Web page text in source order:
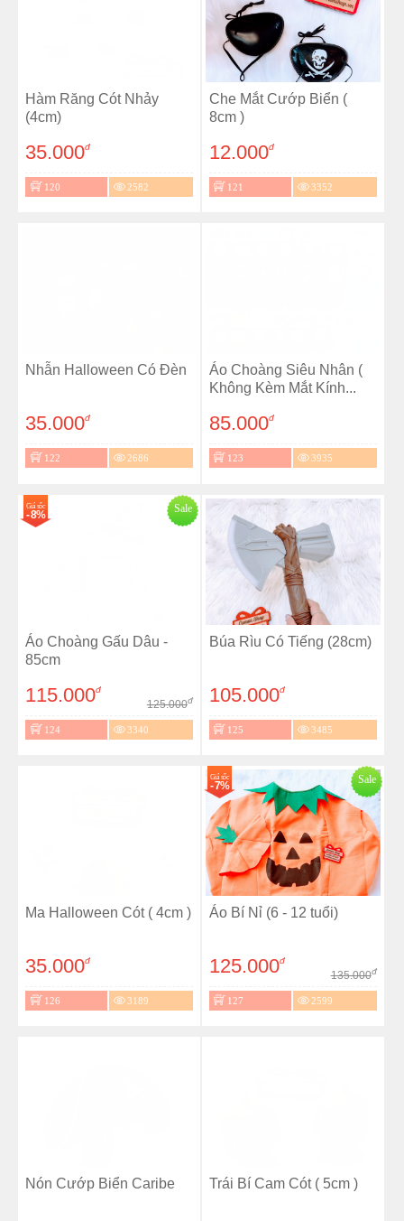
Hàm Răng Cót Nhảy
(4cm)
35.000đ
120 2582
Che Mắt Cướp Biển (
8cm )
12.000đ
121 3352
Nhẫn Halloween Có Đèn
35.000đ
122 2686
Áo Choàng Siêu Nhân (
Không Kèm Mắt Kính...
85.000đ
123 3935
Sale
Giá sốc
- 8%
Áo Choàng Gấu Dâu -
85cm
115.000đ
125.000đ
124 3340
Búa Rìu Có Tiếng (28cm)
105.000đ
125 3485
Ma Halloween Cót ( 4cm )
35.000đ
126 3189
Sale
Giá sốc
- 7%
Áo Bí Nỉ (6 - 12 tuổi)
125.000đ
135.000đ
127 2599
Nón Cướp Biển Caribe Trái Bí Cam Cót ( 5cm )